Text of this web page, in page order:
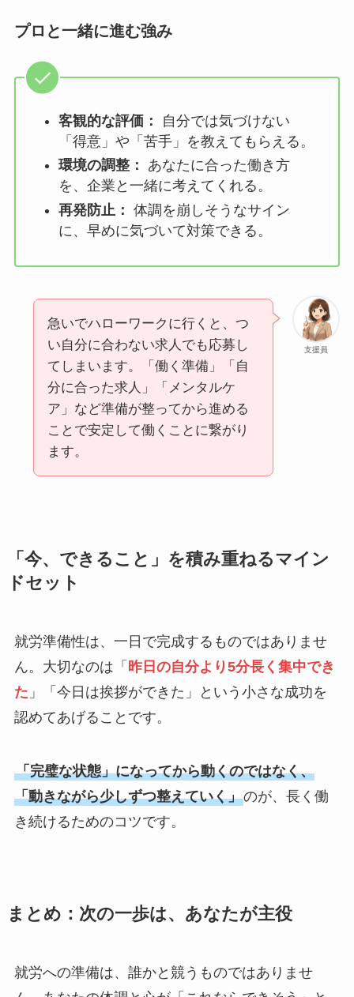
プロと一緒に進む強み
客観的な評価：
自分では気づけない
「得意」や「苦手」を教えてもらえる。
環境の調整：
あなたに合った働き方
を、企業と一緒に考えてくれる。
再発防止： 体調を崩しそうなサイン
に、早めに気づいて対策できる。
支援員
急いでハローワークに行くと、つ
い自分に合わない求人でも応募し
てしまいます。「働く準備」「自
分に合った求人」「メンタルケ
ア」など準備が整ってから進める
ことで安定して働くことに繋がり
ます。
「今、できること」を積み重ねるマイン
ドセット
就労準備性は、一日で完成するものではありませ
ん。大切なのは「 昨日の自分より5分長く集中でき
た 」「今日は挨拶ができた」という小さな成功を
認めてあげることです。
「完璧な状態」になってから動くのではなく、
「動きながら少しずつ整えていく」のが、長く働
き続けるためのコツです。
まとめ：次の一歩は、あなたが主役
就労への準備は、誰かと競うものではありませ